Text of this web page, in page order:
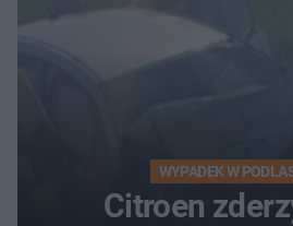
WYPADEK W
Citroen